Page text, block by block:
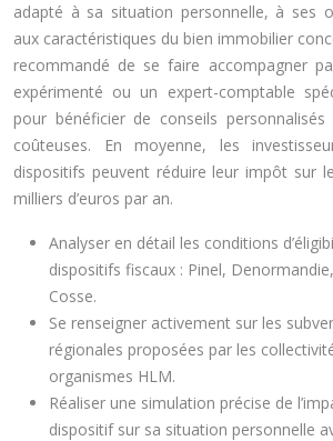
adapté à sa situation personnelle, à ses
aux caractéristiques du bien immobilier
recommandé de se faire accompagner
expérimenté ou un expert-comptable
pour bénéficier de conseils
coûteuses. En moyenne, les
dispositifs peuvent réduire leur impôt sur
milliers d’euros par an.
Analyser en détail les conditions
dispositifs fiscaux : Pinel,
Cosse.
Se renseigner activement sur les
régionales proposées par les
organismes HLM.
Réaliser une simulation précise de
dispositif sur sa situation personnelle